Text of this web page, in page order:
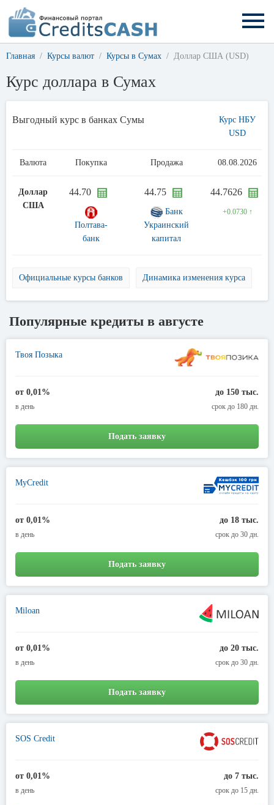
Главная Курсы валют Курсы в Сумах Доллар США (USD)
Курс доллара в Сумах
Выгодный курс в банках Сумы
Курс НБУ
USD
Валюта Покупка Продажа 08.08.2026
Доллар
США
44.70
Полтава-
банк
44.75
Банк
Украинский
капитал
44.7626
+0.0730 ↑
Официальные курсы банков Динамика изменения курса
Популярные кредиты в августе
Твоя Позыка
от 0,01%
в день
до 150 тыс.
срок до 180 дн.
Подать заявку
MyCredit
от 0,01%
в день
до 18 тыс.
срок до 30 дн.
Подать заявку
Miloan
от 0,01%
в день
до 20 тыс.
срок до 30 дн.
Подать заявку
SOS Credit
от 0,01%
в день
до 7 тыс.
срок до 15 дн.